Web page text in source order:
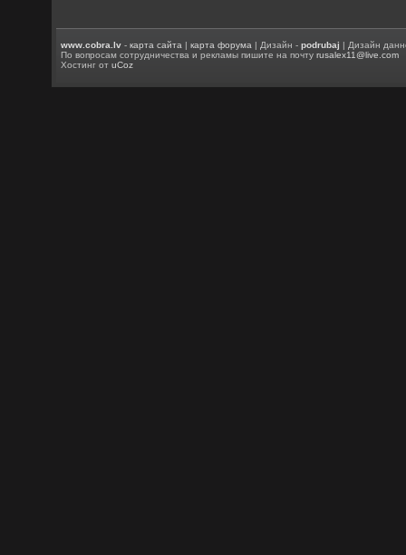
www.cobra.lv -карта сайта |карта форума | Дизайн -podrubaj | Дизайн
По вопросам сотрудничества и рекламы пишите на почтуrusalex11@live.com
Хостинг отuCoz